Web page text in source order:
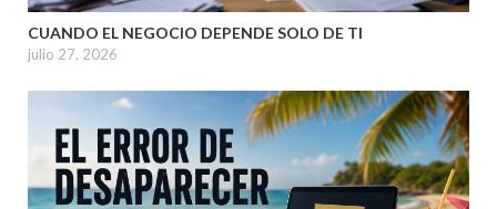
CUANDO EL NEGOCIO DEPENDE SOLO DE TI
julio 27, 2026